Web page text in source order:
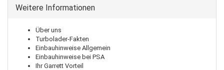
Weitere Informationen
Über uns
Turbolader-Fakten
Einbauhinweise Allgemein
Einbauhinweise bei PSA
Ihr Garrett Vorteil